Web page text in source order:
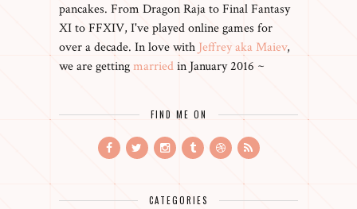
pancakes. From Dragon Raja to Final Fantasy
XI to FFXIV, I've played online games for
over a decade. In love with Jeffrey aka Maiev,
we are gettingmarriedin January 2016 ~
FIND ME ON
CATEGORIES